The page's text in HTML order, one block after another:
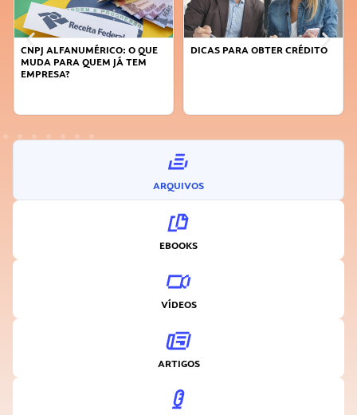
DICAS PARA OBTER CRÉDITO
FAÇA A DIFERENÇA: SEJA
ARQUIVOS
EBOOKS
VÍDEOS
ARTIGOS